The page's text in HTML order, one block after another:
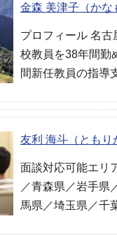
金森 美津子（かな
プロフィール 名
校教員を38年間勤
間新任教員の指導
友利 海斗（ともり
面談対応可能エリ
／青森県／岩手県
馬県／埼玉県／千